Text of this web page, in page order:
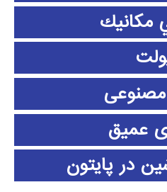
مكانيك
عمیق
در پایتون